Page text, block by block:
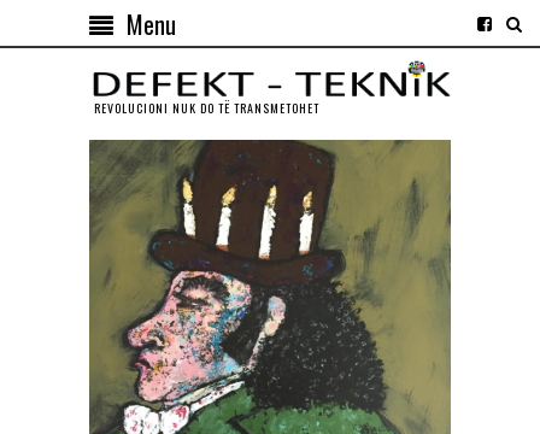
Menu
REVOLUCIONI NUK DO TЁ TRANSMETOHET